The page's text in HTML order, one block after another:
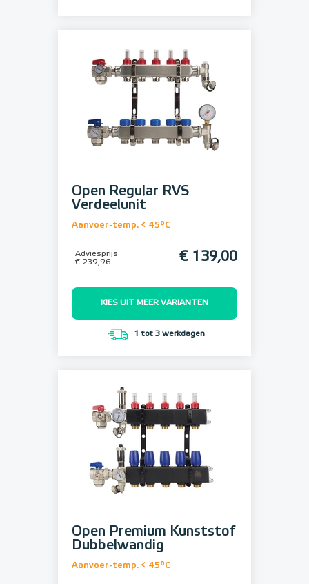
Open Regular RVS
Verdeelunit
Aanvoer-temp. < 45°C
Adviesprijs
€ 239,96
€ 139,00
KIES UIT MEER VARIANTEN
1 tot 3 werkdagen
Open Premium Kunststof
Dubbelwandig
Aanvoer-temp. < 45°C